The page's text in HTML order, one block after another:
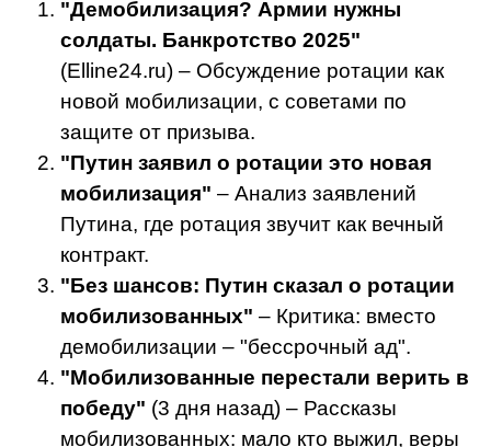
"Демобилизация? Армии нужны
солдаты. Банкротство 2025"
(Elline24.ru) – Обсуждение ротации как
новой мобилизации, с советами по
защите от призыва.
"Путин заявил о ротации это новая
мобилизация" – Анализ заявлений
Путина, где ротация звучит как вечный
контракт.
"Без шансов: Путин сказал о ротации
мобилизованных" – Критика: вместо
демобилизации – "бессрочный ад".
"Мобилизованные перестали верить в
победу" (3 дня назад) – Рассказы
мобилизованных: мало кто выжил, веры